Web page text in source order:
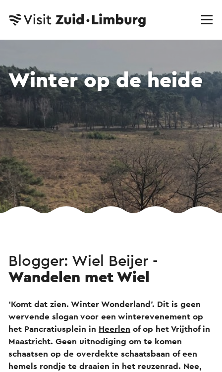
Winter op de heide
Blogger: Wiel Beijer -
Wandelen met Wiel
‘Komt dat zien. Winter Wonderland’. Dit is geen
wervende slogan voor een winterevenement op
het Pancratiusplein in Heerlen of op het Vrijthof in
Maastricht. Geen uitnodiging om te komen
schaatsen op de overdekte schaatsbaan of een
hemels rondje te draaien in het reuzenrad. Nee,